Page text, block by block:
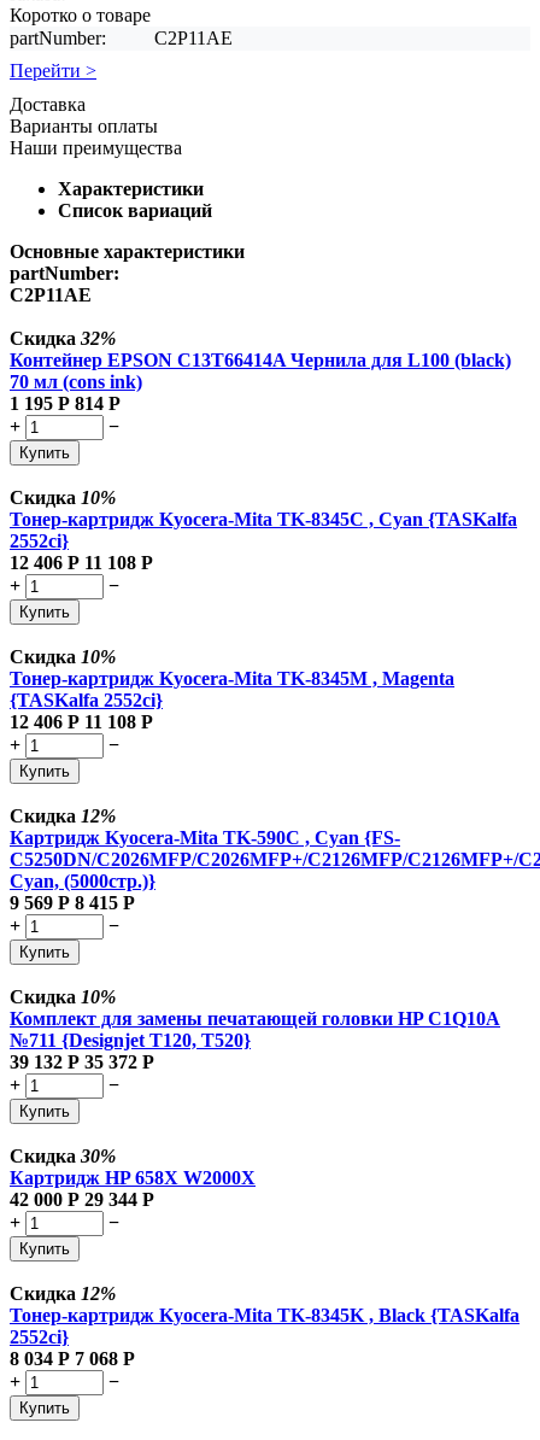
Коротко о товаре
partNumber:
C2P11AE
Перейти >
Доставка
Варианты оплаты
Наши преимущества
Характеристики
Список вариаций
Основные характеристики
partNumber:
C2P11AE
Скидка 32%
Контейнер EPSON C13T66414A Чернила для L100 (black)
70 мл (cons ink)
1 195 Р 814 Р
+
−
Купить
Скидка 10%
Тонер-картридж Kyocera-Mita TK-8345C , Cyan {TASKalfa
2552ci}
12 406 Р 11 108 Р
+
−
Купить
Скидка 10%
Тонер-картридж Kyocera-Mita TK-8345M , Magenta
{TASKalfa 2552ci}
12 406 Р 11 108 Р
+
−
Купить
Скидка 12%
Картридж Kyocera-Mita TK-590C , Cyan {FS-
C5250DN/C2026MFP/C2026MFP+/C2126MFP/C2126MFP+/
Cyan, (5000стр.)}
9 569 Р 8 415 Р
+
−
Купить
Скидка 10%
Комплект для замены печатающей головки HP C1Q10A
№711 {Designjet T120, T520}
39 132 Р 35 372 Р
+
−
Купить
Скидка 30%
Картридж HP 658X W2000X
42 000 Р 29 344 Р
+
−
Купить
Скидка 12%
Тонер-картридж Kyocera-Mita TK-8345K , Black {TASKalfa
2552ci}
8 034 Р 7 068 Р
+
−
Купить